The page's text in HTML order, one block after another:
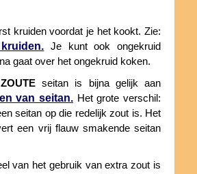
kruiden voordat je het kookt. Zie:
Je kunt ook ongekruid
gaat over het ongekruid koken.
ZOUTEseitan is bijna gelijk aan
van seitan. Het grote verschil:
seitan op die redelijk zout is. Het
een vrij flauw smakende seitan
van het gebruik van extra zout is